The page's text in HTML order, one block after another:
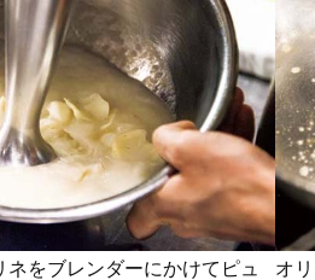
をブレンダーにかけてピュ
オ